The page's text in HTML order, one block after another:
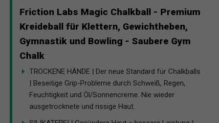
Friction Labs Magic Chalkball - Premium
Kreideball für Klettern, Gewichtheben,
Gymnastik und Bowling - Saubere Gym
Chalk
TROCKENE HÄNDE | Der neue Standard für Chalkballs
| Beseitige Grip-Probleme durch Schweiß, Regen,
Feuchtigkeit und Öl/Sonnencreme. Nie wieder
ausgetrocknete und rissige Haut.